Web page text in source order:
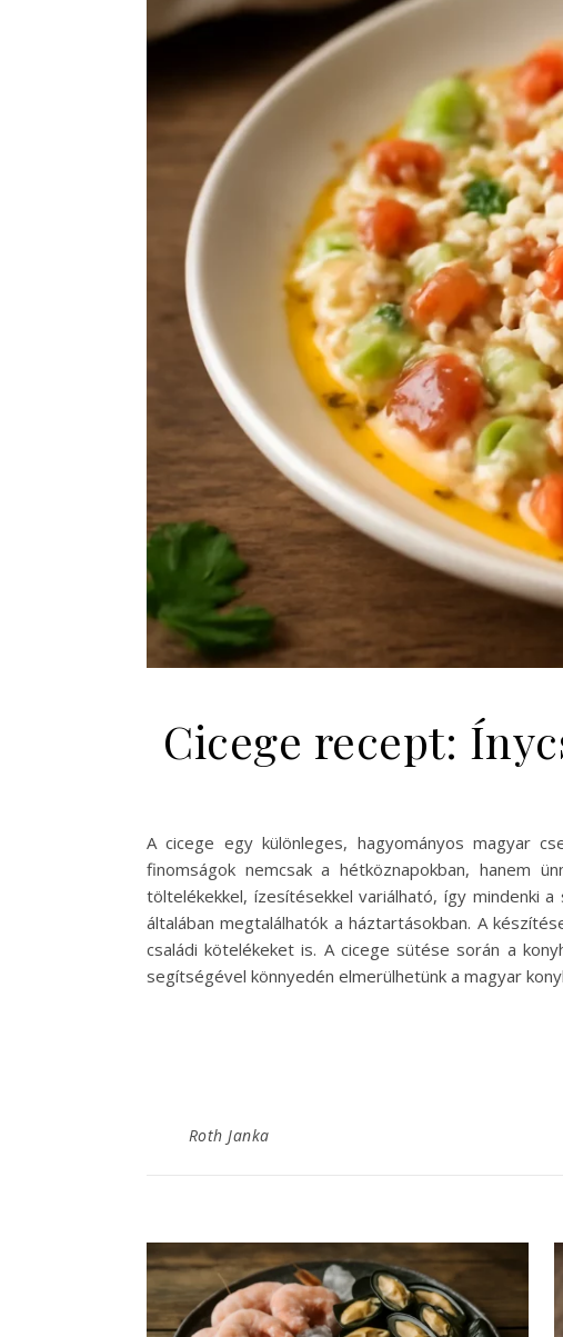
Cicege recept:
A cicege egy különleges, hagyományos magyar
finomságok nemcsak a hétköznapokban, hanem
töltelékekkel, ízesítésekkel variálható, így mindenki
általában megtalálhatók a háztartásokban. A
családi kötelékeket is. A cicege sütése során a
segítségével könnyedén elmerülhetünk a magyar
Roth Janka